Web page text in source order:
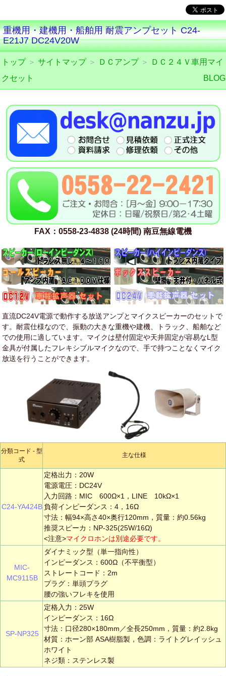
重機用・建機用・船舶用 耐震アンプセット C24-
E21J7 DC24V20W
トップ＞ サイトマップ＞ ＤＣアンプ＞
ＤＣ２４Ｖ車用マイ
クセット
BLOG
FAX：0558-23-4838 (24時間) 南豆無線電機
直流DC24V電源で動作する放送アンプとマイクスピーカーのセットで
す。耐震仕様なので、振動の大きな重機や建機、トラック、船舶など
での使用に適しています。マイクは壁付固定や天井固定が容易なL型
金具が付属したフレキシブルマイクなので、手で持つことなくマイク
放送を行うことができます。
分類コード - 型
式
主な仕様
C24-YA424B
定格出力：20W
電源電圧：DC24V
入力回路：MIC 600Ω×1，LINE 10kΩ×1
負荷インピーダンス：4，16Ω
寸法：幅94×高さ40×奥行120mm，質量：約0.56kg
推奨スピーカ：NP-325(25W/16Ω)
<注意>マイクロホンは別途必要です。
MIC-
MC9115B
ダイナミック型（単一指向性）
インピーダンス：600Ω（不平衡型）
ストレートコード：2m
プラグ：単頭プラグ
腰の強いフレキを使用
SP-NP325
定格入力：25W
インピーダンス：16Ω
寸法：口径280×180mm／全長250mm，質量：約2.8kg
材質：ホーン部 ASA樹脂製，色調：ライトグレイッシュ
ホワイト
ネジ類：ステンレス製